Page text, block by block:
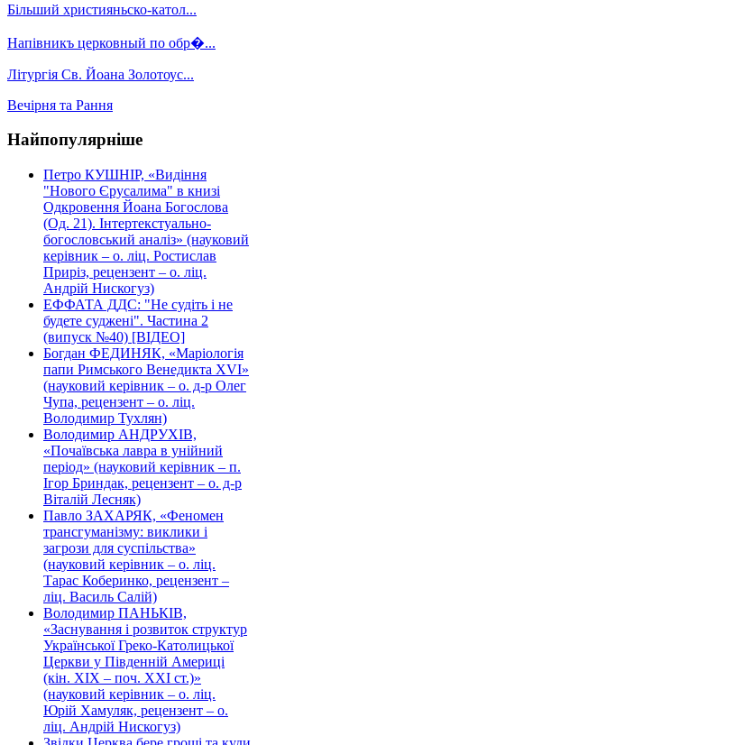
Більший християньско-катол...
Напівникъ церковный по обр�...
Літургія Св. Йоана Золотоус...
Вечірня та Рання
Найпопулярніше
Петро КУШНІР, «Видіння
"Нового Єрусалима" в книзі
Одкровення Йоана Богослова
(Од. 21). Інтертекстуально-
богословський аналіз» (науковий
керівник – о. ліц. Ростислав
Приріз, рецензент – о. ліц.
Андрій Нискогуз)
ЕФФАТА ДДС: "Не судіть і не
будете суджені". Частина 2
(випуск №40) [ВІДЕО]
Богдан ФЕДИНЯК, «Маріологія
папи Римського Венедикта XVI»
(науковий керівник – о. д-р Олег
Чупа, рецензент – о. ліц.
Володимир Тухлян)
Володимир АНДРУХІВ,
«Почаївська лавра в унійний
період» (науковий керівник – п.
Ігор Бриндак, рецензент – о. д-р
Віталій Лесняк)
Павло ЗАХАРЯК, «Феномен
трансгуманізму: виклики і
загрози для суспільства»
(науковий керівник – о. ліц.
Тарас Коберинко, рецензент –
ліц. Василь Салій)
Володимир ПАНЬКІВ,
«Заснування і розвиток структур
Української Греко-Католицької
Церкви у Південній Америці
(кін. ХІХ – поч. ХХІ ст.)»
(науковий керівник – о. ліц.
Юрій Хамуляк, рецензент – о.
ліц. Андрій Нискогуз)